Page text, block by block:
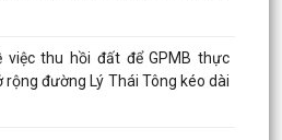
việc thu hồi đất để GPMB thực
rộng đường Lý Thái Tông kéo dài